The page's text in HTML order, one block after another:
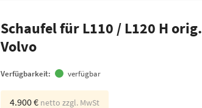
Schaufel für L110 / L120 H orig.
Volvo
Verfügbarkeit: verfügbar
4.900 € netto zzgl. MwSt